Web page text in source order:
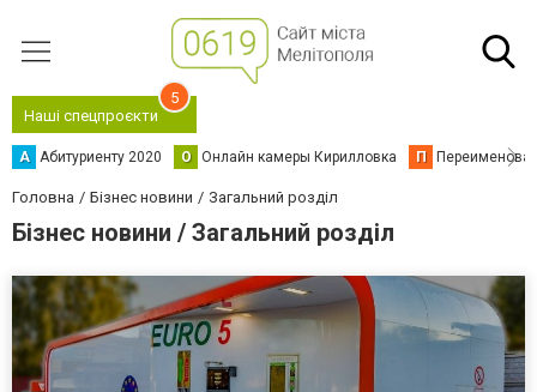
Наші спецпроєкти
5
А Абитуриенту 2020 О Онлайн камеры Кирилловка П
Головна Бізнес новини Загальний розділ
Бізнес новини / Загальний розділ